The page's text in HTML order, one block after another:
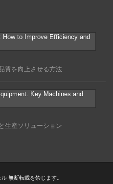
質を向上させる方法
生産ソリューション
無断転載を禁じます。